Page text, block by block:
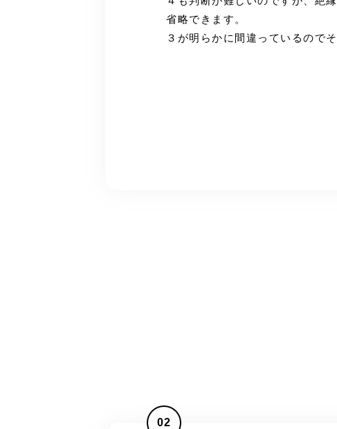
省略できます。
３が明らかに間違っているので
02